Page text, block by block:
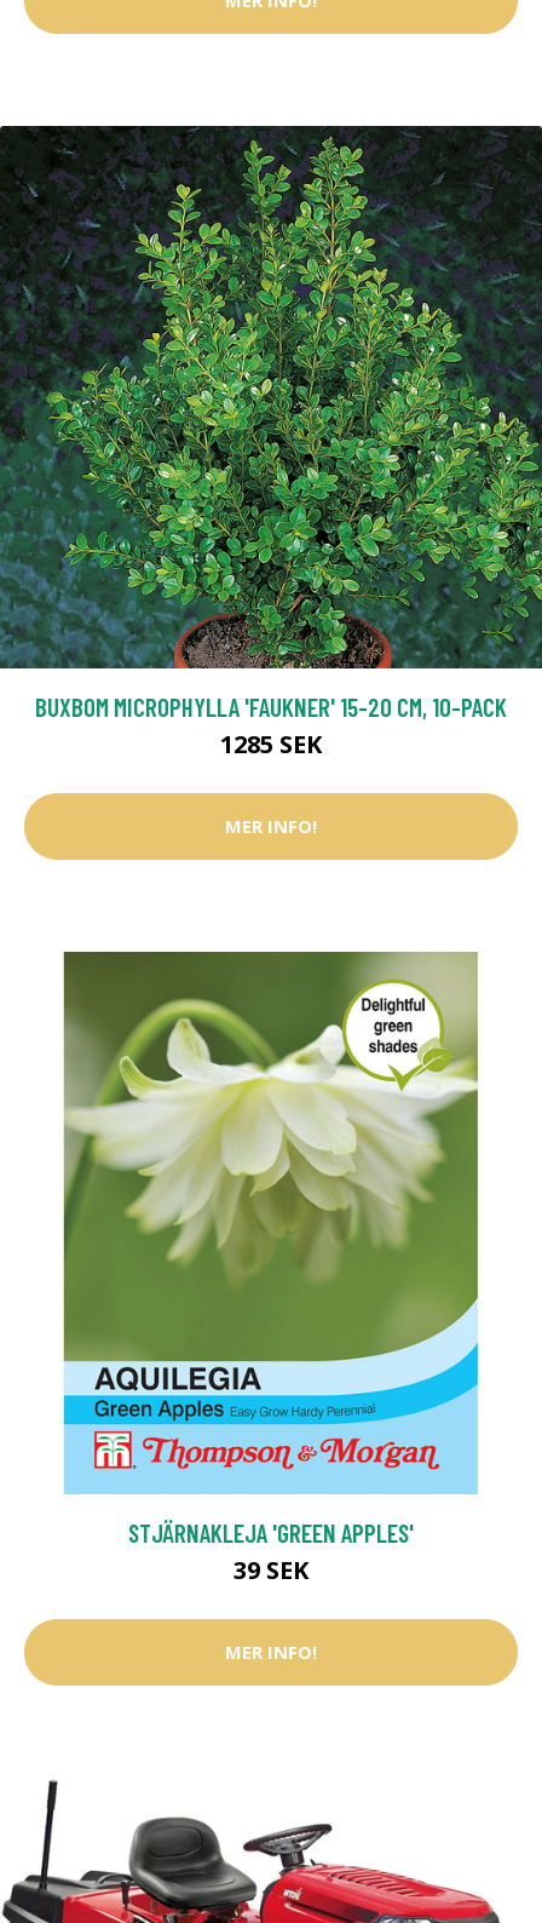
BUXBOM MICROPHYLLA 'FAUKNER' 15-20 CM, 10-PACK
1285 SEK
MER INFO!
STJÄRNAKLEJA 'GREEN APPLES'
39 SEK
MER INFO!